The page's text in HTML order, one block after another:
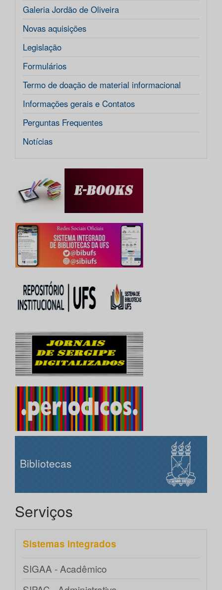
Galeria Jordão de Oliveira
Novas aquisições
Legislação
Formulários
Termo de doação de material informacional
Informações gerais e Contatos
Perguntas Frequentes
Notícias
Bibliotecas
Serviços
Sistemas integrados
SIGAA - Acadêmico